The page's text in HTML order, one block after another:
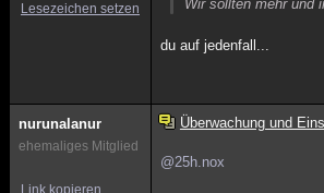
Lesezeichen setzen
Wir sollten mehr und
du auf jedenfall...
nurunalanur
ehemaliges Mitglied
Link kopieren
Überwachung und
@25h.nox